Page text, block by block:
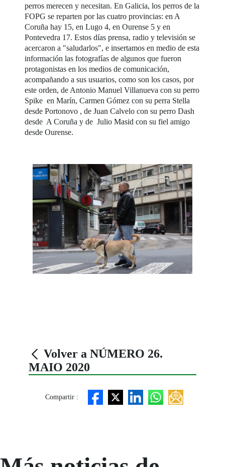
perros merecen y necesitan. En Galicia, los perros de la
FOPG se reparten por las cuatro provincias: en A
Coruña hay 15, en Lugo 4, en Ourense 5 y en
Pontevedra 17. Estos días prensa, radio y televisión se
acercaron a "saludarlos", e insertamos en medio de esta
información las fotografías de algunos que fueron
protagonistas en los medios de comunicación,
acompañando a sus usuarios, como son los casos, por
este orden, de Antonio Manuel Villanueva con su perro
Spike en Marín, Carmen Gómez con su perra Stella
desde Portonovo , de Juan Calvelo con su perro Dash
desde A Coruña y de Julio Masid con su fiel amigo
desde Ourense.
Volver a NÚMERO 26.
MAIO 2020
Compartir :